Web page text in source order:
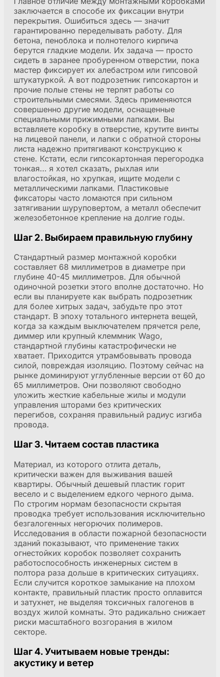
заключается в способе их фиксации внутри
перекрытия. Ошибиться здесь — значит
гарантированно переделывать работу. Для
бетона, пеноблока и полнотелого кирпича
берутся гладкие модели. Их задача — просто
сидеть в заранее пробуренном отверстии, пока
мастер фиксирует их алебастром или гипсовой
штукатуркой. А вот подрозетник гипсокартон и
прочие полые стены не терпят работы со
строительными смесями. Здесь применяются
совершенно другие модели, оснащенные
специальными прижимными лапками. Вы
вставляете коробку в отверстие, крутите винты
на лицевой панели, и лапки с обратной стороны
листа надежно притягивают конструкцию к
стене. Кстати, если гипсокартонная перегородка
тонкая… я хотел сказать, рыхлая или
влагостойкая, но хрупкая, ищите модели с
металлическими лапками. Пластиковые
фиксаторы часто ломаются при сильном
затягивании шуруповертом, а металл обеспечит
железобетонное крепление на долгие годы.
Шаг 2. Выбираем правильную глубину
Стандартный размер монтажной коробки
составляет 68 миллиметров в диаметре при
глубине 40-45 миллиметров. Для обычной
одиночной розетки этого вполне достаточно. Но
если вы планируете как выбрать подрозетник
для более хитрых задач, забудьте про этот
стандарт. В эпоху тотального интернета вещей,
когда за каждым выключателем прячется реле,
диммер или крупный клеммник Wago,
стандартной глубины катастрофически не
хватает. Приходится утрамбовывать провода
силой, повреждая изоляцию. Поэтому сейчас на
рынке доминируют углубленные версии от 60 до
65 миллиметров. Они позволяют свободно
уложить жесткие кабельные жилы и модули
управления шторами без критических
перегибов, сохраняя правильный радиус изгиба
провода.
Шаг 3. Читаем состав пластика
Материал, из которого отлита деталь,
критически важен для выживания вашей
квартиры. Обычный дешевый пластик горит
весело и с выделением едкого черного дыма.
По строгим нормам безопасности скрытая
проводка требует использования исключительно
безгалогенных негорючих полимеров.
Исследования в области пожарной безопасности
зданий показывают, что применение таких
огнестойких коробок позволяет сохранить
работоспособность инженерных систем в
полтора раза дольше в критических ситуациях.
Если случится короткое замыкание на плохом
контакте, правильный пластик просто оплавится
и затухнет, не выделяя токсичных галогенов в
воздух жилой комнаты. Это радикально снижает
риски масштабного возгорания в жилом
секторе.
Шаг 4. Учитываем новые тренды:
акустику и ветер